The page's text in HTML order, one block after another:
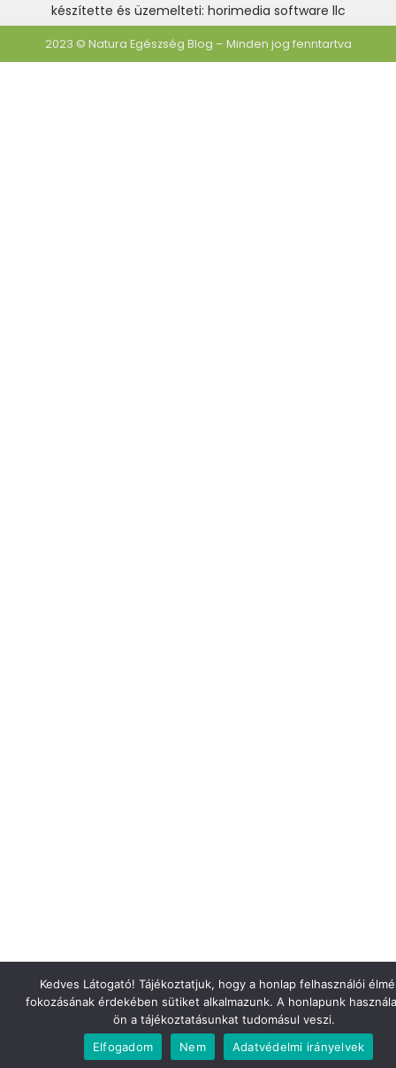
készítette és üzemelteti: horimedia software llc
2023 © Natura Egészség Blog – Minden jog fenntartva
Kedves Látogató! Tájékoztatjuk, hogy a honlap felhasználói
fokozásának érdekében sütiket alkalmazunk. A honlapunk
ön a tájékoztatásunkat tudomásul veszi.
Elfogadom
Nem Adatvédelmi irányelvek